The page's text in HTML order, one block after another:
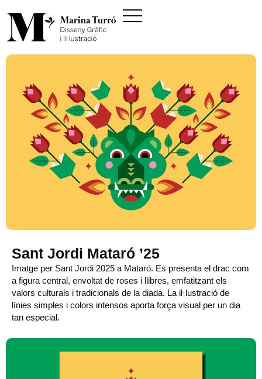
Sant Jordi Mataró ’25
Imatge per Sant Jordi 2025 a Mataró. Es presenta el drac com
a figura central, envoltat de roses i llibres, emfatitzant els
valors culturals i tradicionals de la diada. La il·lustració de
línies simples i colors intensos aporta força visual per un dia
tan especial.